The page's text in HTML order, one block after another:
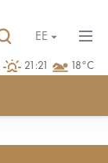
21:21 18°C
EE